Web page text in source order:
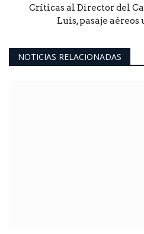
Críticas al Director del
Luis, pasaje
NOTICIAS RELACIONADAS